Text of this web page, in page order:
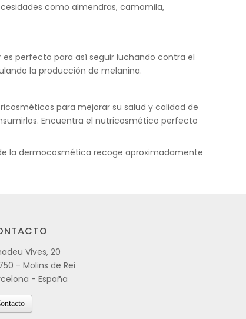
como almendras, camomila,
perfecto para así seguir luchando contra el
la producción de melanina.
para mejorar su salud y calidad de
Encuentra el nutricosmético perfecto
la dermocosmética recoge aproximadamente
Vives, 20
- Molins de Rei
- España